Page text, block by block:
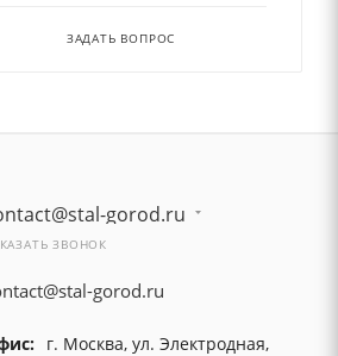
ЗАДАТЬ ВОПРОС
gorod.ru
ЗВОНОК
gorod.ru
г. Москва, ул. Электродная,